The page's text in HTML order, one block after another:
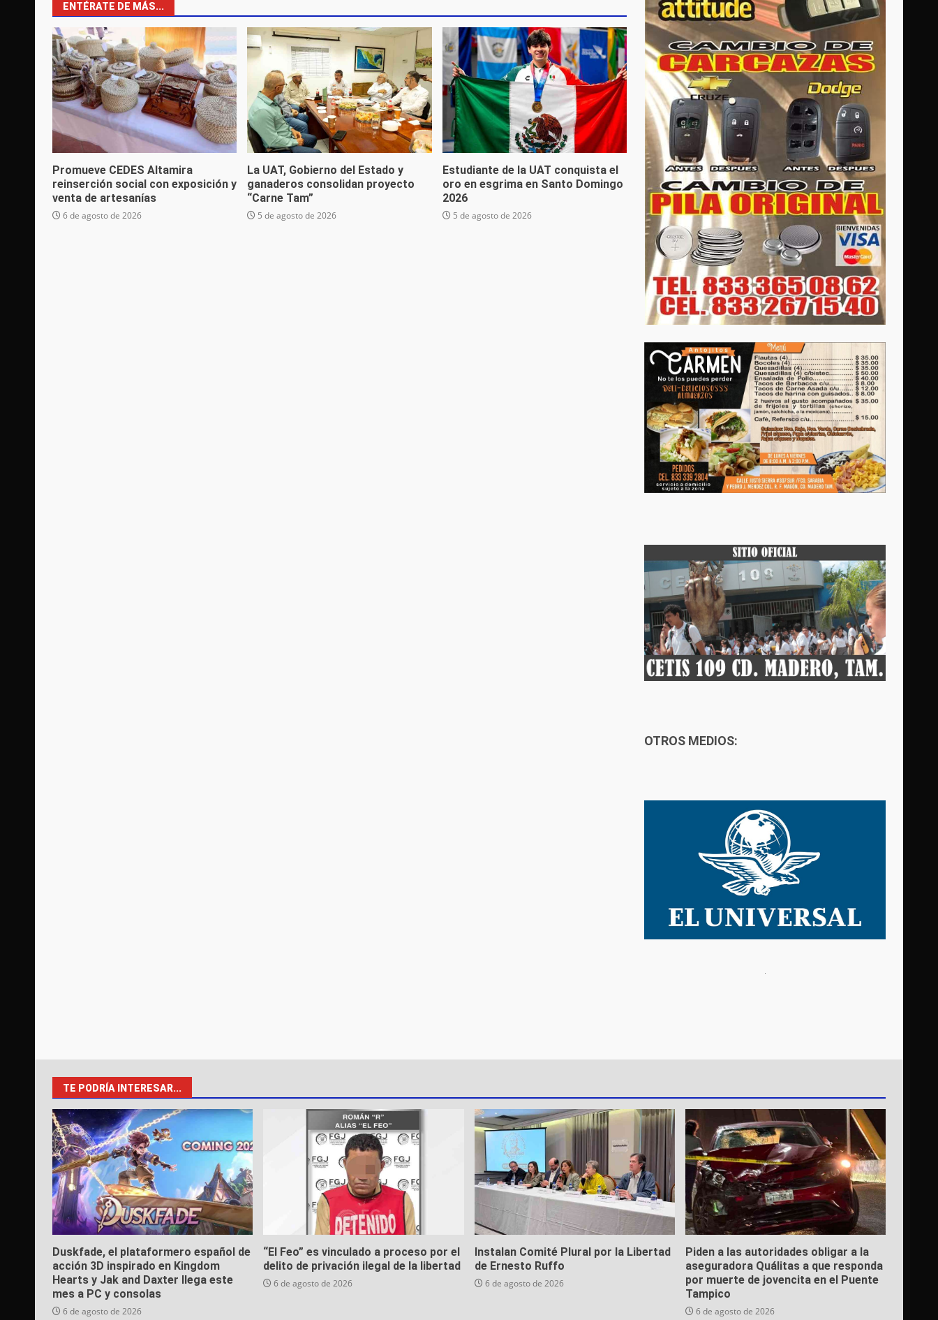
ENTÉRATE DE MÁS...
Promueve CEDES Altamira
reinserción social con exposición y
venta de artesanías
6 de agosto de 2026
La UAT, Gobierno del Estado y
ganaderos consolidan proyecto
“Carne Tam”
5 de agosto de 2026
Estudiante de la UAT conquista el
oro en esgrima en Santo Domingo
2026
5 de agosto de 2026
OTROS MEDIOS:
TE PODRÍA INTERESAR...
Duskfade, el plataformero español de
acción 3D inspirado en Kingdom
Hearts y Jak and Daxter llega este
mes a PC y consolas
6 de agosto de 2026
“El Feo” es vinculado a proceso por el
delito de privación ilegal de la libertad
6 de agosto de 2026
Instalan Comité Plural por la Libertad
de Ernesto Ruffo
6 de agosto de 2026
Piden a las autoridades obligar a la
aseguradora Quálitas a que responda
por muerte de jovencita en el Puente
Tampico
6 de agosto de 2026